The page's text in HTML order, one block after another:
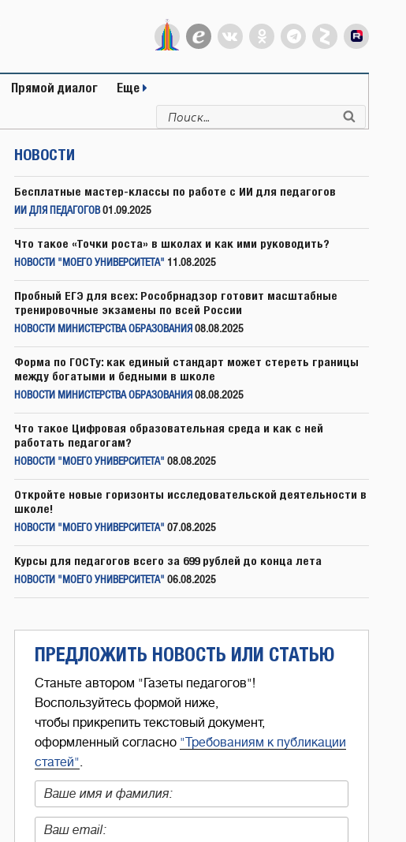
Прямой диалог Еще
Искать:
НОВОСТИ
Бесплатные мастер-классы по работе с ИИ для педагогов
ИИ ДЛЯ ПЕДАГОГОВ 01.09.2025
Что такое «Точки роста» в школах и как ими руководить?
НОВОСТИ "МОЕГО УНИВЕРСИТЕТА" 11.08.2025
Пробный ЕГЭ для всех: Рособрнадзор готовит масштабные
тренировочные экзамены по всей России
НОВОСТИ МИНИСТЕРСТВА ОБРАЗОВАНИЯ 08.08.2025
Форма по ГОСТу: как единый стандарт может стереть границы
между богатыми и бедными в школе
НОВОСТИ МИНИСТЕРСТВА ОБРАЗОВАНИЯ 08.08.2025
Что такое Цифровая образовательная среда и как с ней
работать педагогам?
НОВОСТИ "МОЕГО УНИВЕРСИТЕТА" 08.08.2025
Откройте новые горизонты исследовательской деятельности в
школе!
НОВОСТИ "МОЕГО УНИВЕРСИТЕТА" 07.08.2025
Курсы для педагогов всего за 699 рублей до конца лета
НОВОСТИ "МОЕГО УНИВЕРСИТЕТА" 06.08.2025
ПРЕДЛОЖИТЬ НОВОСТЬ ИЛИ СТАТЬЮ
Станьте автором "Газеты педагогов"!
Воспользуйтесь формой ниже,
чтобы прикрепить текстовый документ,
оформленный согласно "Требованиям к публикации
статей".